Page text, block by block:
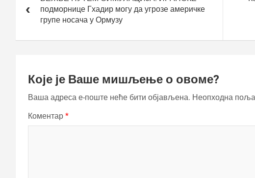
подморнице Гхадир могу да угрозе америчке
групе носача у Ормузу
Које је Ваше мишљење о овоме?
Ваша адреса е-поште неће бити објављена. Неопходна
Коментар *